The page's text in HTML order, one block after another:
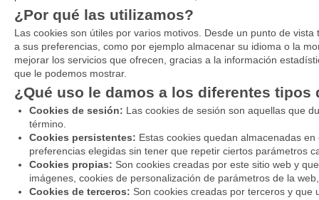
¿Por qué las utilizamos?
Las cookies son útiles por varios motivos. Desde un punto de
a sus preferencias, como por ejemplo almacenar su idioma o la
mejorar los servicios que ofrecen, gracias a la información
que le podemos mostrar.
¿Qué uso le damos a los diferentes tipos
Cookies de sesión: Las cookies de sesión son aquellas que
término.
Cookies persistentes: Estas cookies quedan almacenadas
preferencias elegidas sin tener que repetir ciertos parámetros
Cookies propias: Son cookies creadas por este sitio web y
imágenes, cookies de personalización de parámetros de la
Cookies de terceros: Son cookies creadas por terceros y que